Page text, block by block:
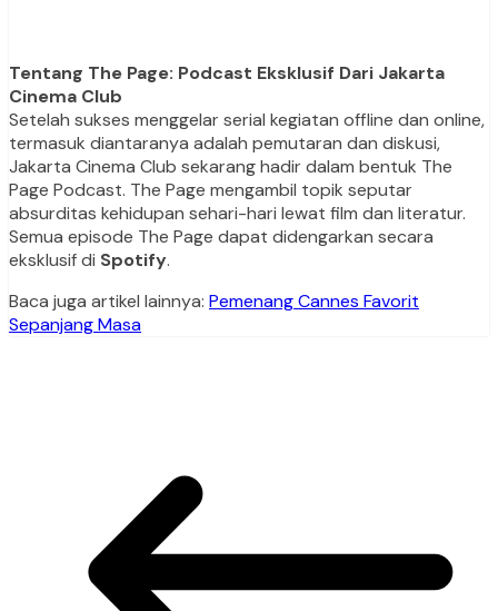
Tentang The Page: Podcast Eksklusif Dari Jakarta
Cinema Club
Setelah sukses menggelar serial kegiatan offline dan online,
termasuk diantaranya adalah pemutaran dan diskusi,
Jakarta Cinema Club sekarang hadir dalam bentuk The
Page Podcast. The Page mengambil topik seputar
absurditas kehidupan sehari-hari lewat film dan literatur.
Semua episode The Page dapat didengarkan secara
eksklusif di Spotify.
Baca juga artikel lainnya: Pemenang Cannes Favorit
Sepanjang Masa